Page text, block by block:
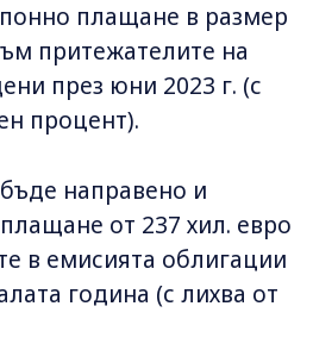
плащане в размер
притежателите на
през юни 2023 г. (с
процент).
направено и
от 237 хил. евро
в емисията облигации
година (с лихва от